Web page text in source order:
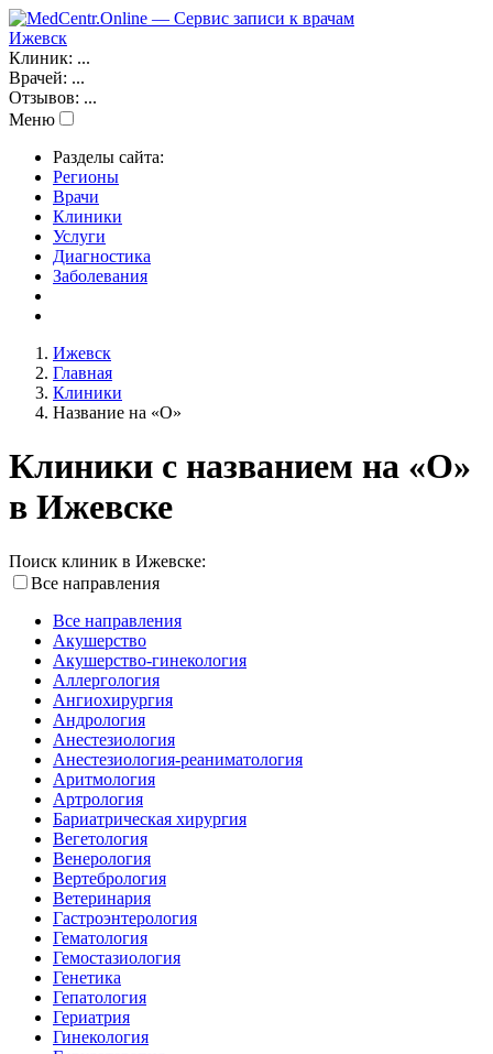
Ижевск
Клиник: ...
Врачей: ...
Отзывов: ...
Меню
Разделы сайта:
Регионы
Врачи
Клиники
Услуги
Диагностика
Заболевания
Ижевск
Главная
Клиники
Название на «O»
Клиники с названием на «O»
в Ижевске
Поиск клиник в Ижевске:
Все направления
Все направления
Акушерство
Акушерство-гинекология
Аллергология
Ангиохирургия
Андрология
Анестезиология
Анестезиология-реаниматология
Аритмология
Артрология
Бариатрическая хирургия
Вегетология
Венерология
Вертебрология
Ветеринария
Гастроэнтерология
Гематология
Гемостазиология
Генетика
Гепатология
Гериатрия
Гинекология